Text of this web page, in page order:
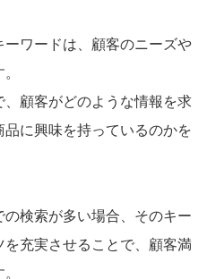
ワードは、顧客のニーズや
顧客がどのような情報を求
に興味を持っているのかを
検索が多い場合、そのキー
充実させることで、顧客満